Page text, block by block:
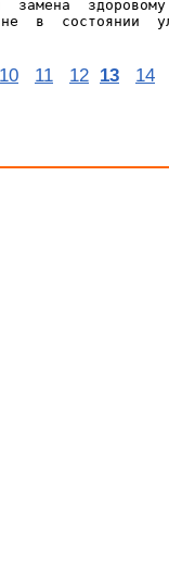
замена
10 11 12 13
14